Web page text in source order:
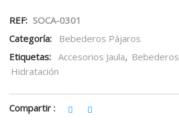
REF: SOCA-0301
Categoría:
Bebederos Pájaros
Etiquetas: Accesorios Jaula, Bebederos
Hidratación
Compartir :